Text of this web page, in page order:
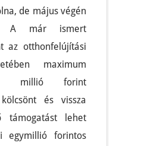
de május végén
A már ismert
az otthonfelújítási
maximum
millió forint
és vissza
támogatást lehet
egymillió forintos